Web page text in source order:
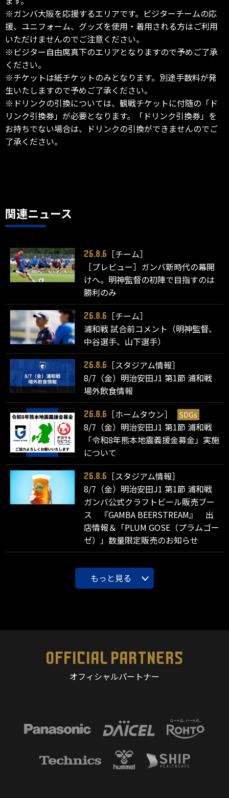
※ガンバ大阪を応援するエリアです。ビジターチームの応
援、ユニフォーム、グッズを使用・着用される方はご利用
いただけませんのでご注意ください。
※ビジター自由席真下のエリアとなりますので予めご了承
ください。
※チケットは紙チケットのみとなります。別途手数料が発
生いたしますので予めご了承ください。
※ドリンクの引換については、観戦チケットに付随の「ド
リンク引換券」が必要となります。「ドリンク引換券」を
お持ちでない場合は、ドリンクの引換ができませんのでご
了承ください。
関連ニュース
26.8.6
［チーム］
［プレビュー］ガンバ新時代の幕開
けへ。明神監督の初陣で目指すのは
勝利のみ
26.8.6
［チーム］
浦和戦 試合前コメント（明神監督、
中谷選手、山下選手）
26.8.6
［スタジアム情報］
8/7（金）明治安田J1 第1節 浦和戦
場外飲食情報
26.8.6 ［ホームタウン］ SDGs
8/7（金）明治安田J1 第1節 浦和戦
「令和8年熊本地震義援金募金」実施
について
26.8.6
［スタジアム情報］
8/7（金）明治安田J1 第1節 浦和戦
ガンバ公式クラフトビール販売ブー
ス 『GAMBA BEERSTREAM』 出
店情報＆「PLUM GOSE（プラムゴー
ゼ）」数量限定販売のお知らせ
もっと見る
OFFICIAL PARTNERS
オフィシャルパートナー